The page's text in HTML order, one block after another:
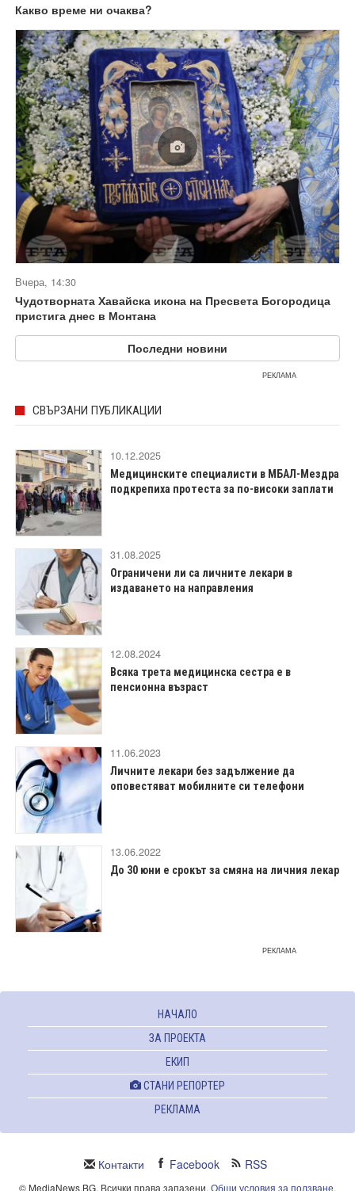
Какво време ни очаква?
Вчера, 14:30
Чудотворната Хавайска икона на Пресвета Богородица
пристига днес в Монтана
Последни новини
РЕКЛАМА
СВЪРЗАНИ ПУБЛИКАЦИИ
10.12.2025
Медицинските специалисти в МБАЛ-Мездра
подкрепиха протеста за по-високи заплати
31.08.2025
Ограничени ли са личните лекари в
издаването на направления
12.08.2024
Всяка трета медицинска сестра е в
пенсионна възраст
11.06.2023
Личните лекари без задължение да
оповестяват мобилните си телефони
13.06.2022
До 30 юни е срокът за смяна на личния лекар
РЕКЛАМА
НАЧАЛО
ЗА ПРОЕКТА
ЕКИП
СТАНИ РЕПОРТЕР
РЕКЛАМА
Контакти Facebook RSS
© MediaNews.BG. Всички права запазени. Общи условия за ползване.